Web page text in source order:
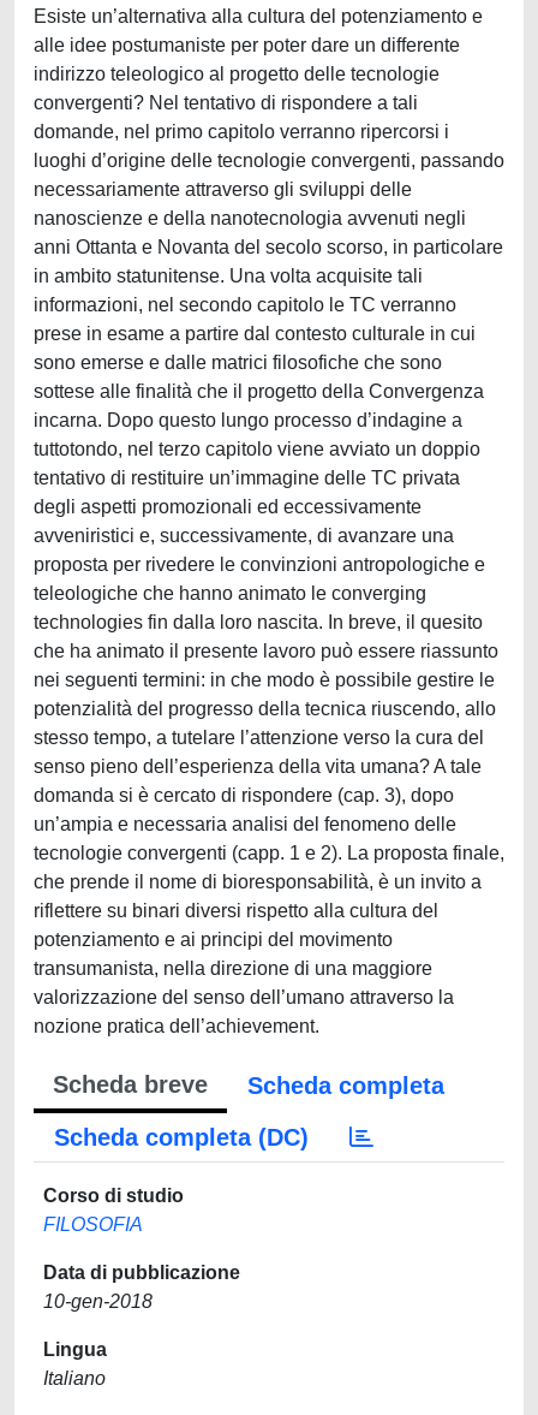
Esiste un’alternativa alla cultura del potenziamento e
alle idee postumaniste per poter dare un differente
indirizzo teleologico al progetto delle tecnologie
convergenti? Nel tentativo di rispondere a tali
domande, nel primo capitolo verranno ripercorsi i
luoghi d’origine delle tecnologie convergenti, passando
necessariamente attraverso gli sviluppi delle
nanoscienze e della nanotecnologia avvenuti negli
anni Ottanta e Novanta del secolo scorso, in particolare
in ambito statunitense. Una volta acquisite tali
informazioni, nel secondo capitolo le TC verranno
prese in esame a partire dal contesto culturale in cui
sono emerse e dalle matrici filosofiche che sono
sottese alle finalità che il progetto della Convergenza
incarna. Dopo questo lungo processo d’indagine a
tuttotondo, nel terzo capitolo viene avviato un doppio
tentativo di restituire un’immagine delle TC privata
degli aspetti promozionali ed eccessivamente
avveniristici e, successivamente, di avanzare una
proposta per rivedere le convinzioni antropologiche e
teleologiche che hanno animato le converging
technologies fin dalla loro nascita. In breve, il quesito
che ha animato il presente lavoro può essere riassunto
nei seguenti termini: in che modo è possibile gestire le
potenzialità del progresso della tecnica riuscendo, allo
stesso tempo, a tutelare l’attenzione verso la cura del
senso pieno dell’esperienza della vita umana? A tale
domanda si è cercato di rispondere (cap. 3), dopo
un’ampia e necessaria analisi del fenomeno delle
tecnologie convergenti (capp. 1 e 2). La proposta finale,
che prende il nome di bioresponsabilità, è un invito a
riflettere su binari diversi rispetto alla cultura del
potenziamento e ai principi del movimento
transumanista, nella direzione di una maggiore
valorizzazione del senso dell’umano attraverso la
nozione pratica dell’achievement.
Scheda breve
Scheda completa
Scheda completa (DC)
Corso di studio
FILOSOFIA
Data di pubblicazione
10-gen-2018
Lingua
Italiano